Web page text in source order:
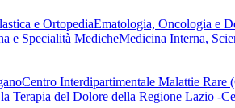
e OrtopediaEmatologia, Oncologia e
e Specialità MedicheMedicina Interna,
Centro Interdipartimentale Malattie Rare
Terapia del Dolore della Regione Lazio -